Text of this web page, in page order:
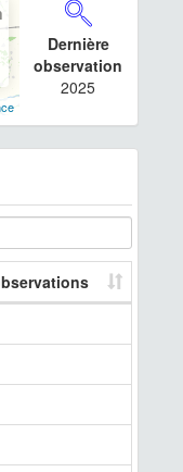
Dernière
observation
2025